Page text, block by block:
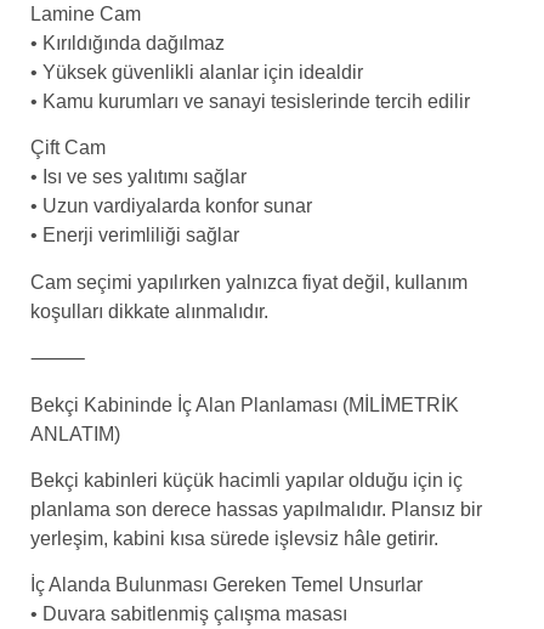
Lamine Cam
• Kırıldığında dağılmaz
• Yüksek güvenlikli alanlar için idealdir
• Kamu kurumları ve sanayi tesislerinde tercih edilir
Çift Cam
• Isı ve ses yalıtımı sağlar
• Uzun vardiyalarda konfor sunar
• Enerji verimliliği sağlar
Cam seçimi yapılırken yalnızca fiyat değil, kullanım
koşulları dikkate alınmalıdır.
⸻
Bekçi Kabininde İç Alan Planlaması (MİLİMETRİK
ANLATIM)
Bekçi kabinleri küçük hacimli yapılar olduğu için iç
planlama son derece hassas yapılmalıdır. Plansız bir
yerleşim, kabini kısa sürede işlevsiz hâle getirir.
İç Alanda Bulunması Gereken Temel Unsurlar
• Duvara sabitlenmiş çalışma masası